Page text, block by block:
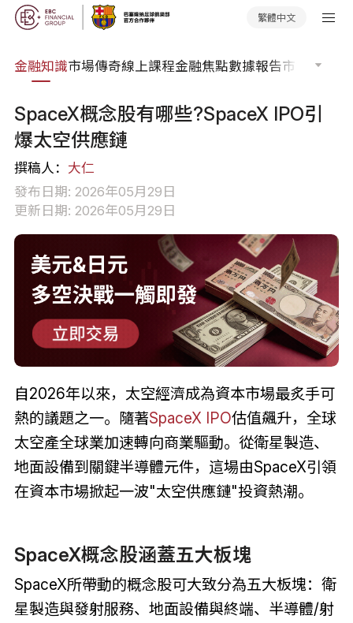
繁體中文
金融知識市場傳奇線上課程金融焦點數據報告市場分析
SpaceX概念股有哪些?SpaceX IPO引
爆太空供應鏈
撰稿人： 大仁
發布日期: 2026年05月29日
更新日期: 2026年05月29日
自2026年以來，太空經濟成為資本市場最炙手可
熱的議題之一。隨著SpaceX IPO估值飆升，全球
太空產全球業加速轉向商業驅動。從衛星製造、
地面設備到關鍵半導體元件，這場由SpaceX引領
在資本市場掀起一波"太空供應鏈"投資熱潮。
SpaceX概念股涵蓋五大板塊
SpaceX所帶動的概念股可大致分為五大板塊：衛
星製造與發射服務、地面設備與終端、半導體/射